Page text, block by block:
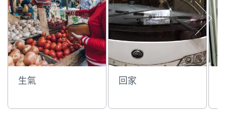
生氣 回家